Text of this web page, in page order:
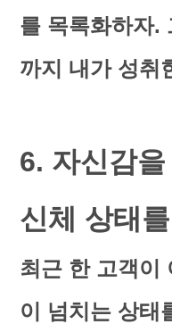
를 목록화하자.
까지 내가 성취
6. 자신감
신체 상태
최근 한 고객이
이 넘치는 상태